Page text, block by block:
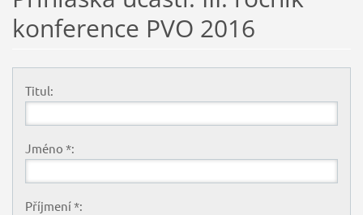
konference PVO 2016
Titul:
Jméno *:
Příjmení *: